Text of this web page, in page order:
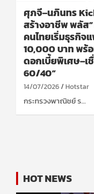
ศุภจี–นภินทร
สร้างอาชีพ พลัส
คนไทยเริ่มธุรกิจ
10,000 บาท พร้
ดอกเบี้ยพิเศษ–เ
60/40”
14/07/2026 Hotstar
กระทรวงพาณิชย์ ร…
HOT NEWS